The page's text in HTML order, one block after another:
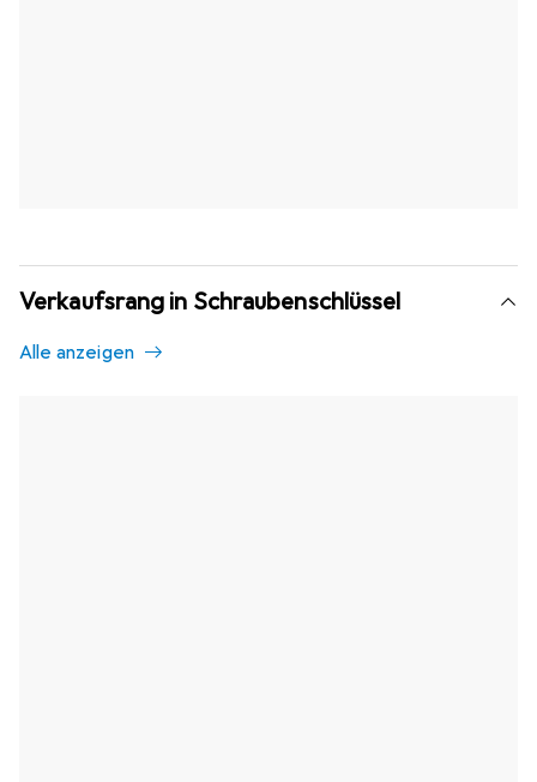
Verkaufsrang in Schraubenschlüssel
Alle anzeigen